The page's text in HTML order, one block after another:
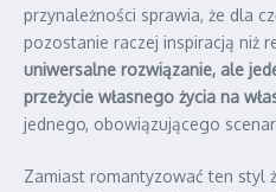
przynależności sprawia, że dla
pozostanie raczej inspiracją niż
uniwersalne rozwiązanie, ale
przeżycie własnego życia na
jednego, obowiązującego
Zamiast romantyzować ten styl